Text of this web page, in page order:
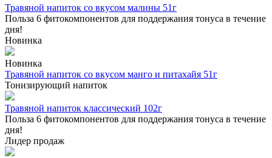
Травяной напиток со вкусом малины 51г
Польза 6 фитокомпонентов для поддержания тонуса в течение
дня!
Новинка
Новинка
Травяной напиток со вкусом манго и питахайя 51г
Тонизирующий напиток
Травяной напиток классический 102г
Польза 6 фитокомпонентов для поддержания тонуса в течение
дня!
Лидер продаж